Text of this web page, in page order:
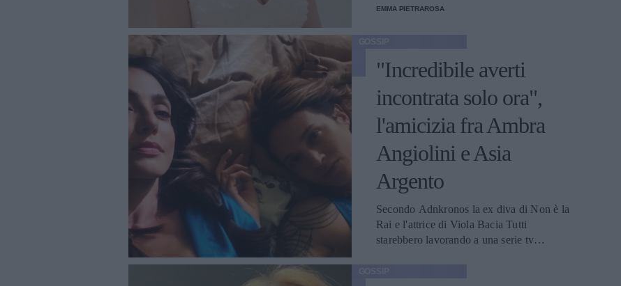
sentimentalmente dal 2009.
EMMA PIETRAROSA
"Incredibile averti
incontrata solo ora",
l'amicizia fra Ambra
Angiolini e Asia
Argento
Secondo Adnkronos la ex diva di Non è la
Rai e l'attrice di Viola Bacia Tutti
starebbero lavorando a una serie tv